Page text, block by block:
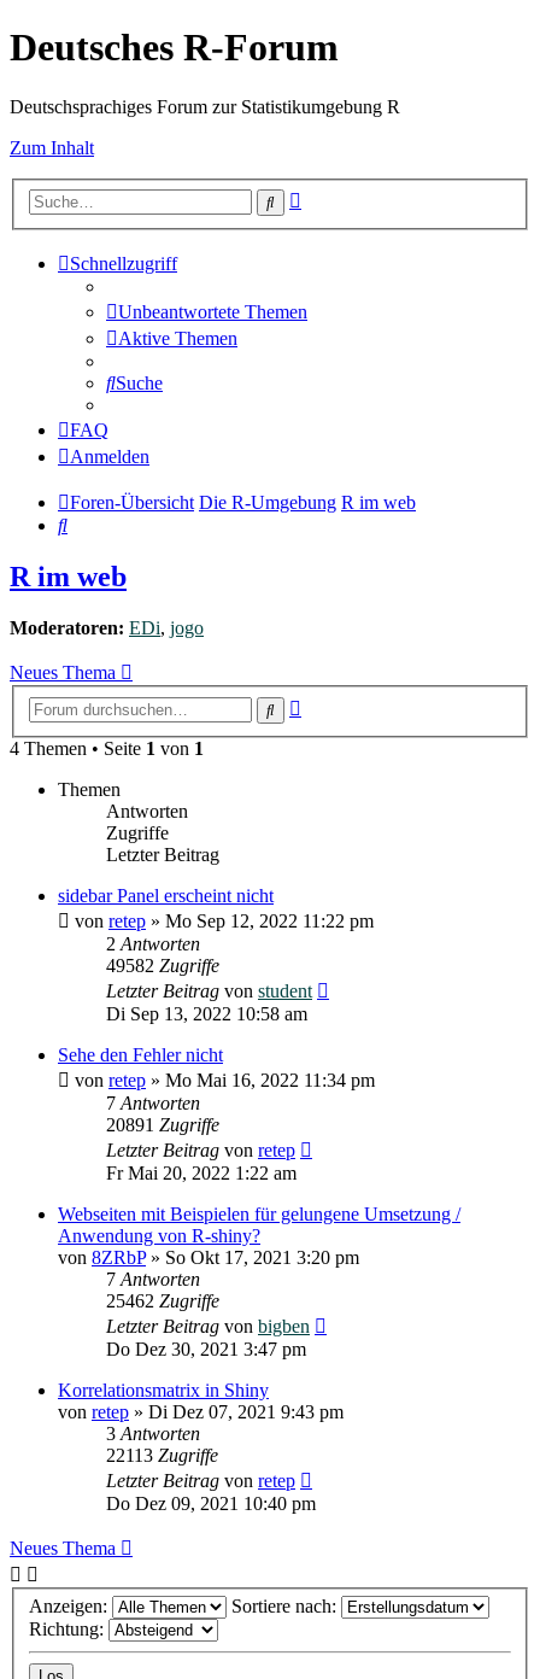
Deutsches R-Forum
Deutschsprachiges Forum zur Statistikumgebung R
Zum Inhalt
Suche
Schnellzugriff
Unbeantwortete Themen
Aktive Themen
Suche
FAQ
Anmelden
Foren-Übersicht Die R-Umgebung R im web
Suche
R im web
Moderatoren: EDi, jogo
Neues Thema
Suche
4 Themen • Seite 1 von 1
Themen
Antworten
Zugriffe
Letzter Beitrag
sidebar Panel erscheint nicht
von retep » Mo Sep 12, 2022 11:22 pm
2 Antworten
49582 Zugriffe
Letzter Beitrag von student
Di Sep 13, 2022 10:58 am
Sehe den Fehler nicht
von retep » Mo Mai 16, 2022 11:34 pm
7 Antworten
20891 Zugriffe
Letzter Beitrag von retep
Fr Mai 20, 2022 1:22 am
Webseiten mit Beispielen für gelungene Umsetzung /
Anwendung von R-shiny?
von 8ZRbP» So Okt 17, 2021 3:20 pm
7 Antworten
25462 Zugriffe
Letzter Beitrag von bigben
Do Dez 30, 2021 3:47 pm
Korrelationsmatrix in Shiny
von retep » Di Dez 07, 2021 9:43 pm
3 Antworten
22113 Zugriffe
Letzter Beitrag von retep
Do Dez 09, 2021 10:40 pm
Neues Thema
Anzeigen:
Sortiere nach:
Richtung: